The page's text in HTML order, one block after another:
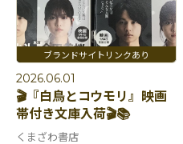
2026.06.01
🎬『白鳥とコウモリ』映画
帯付き文庫入荷🎬📚
くまざわ書店